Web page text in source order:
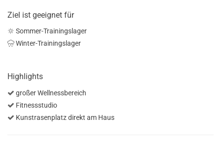
Ziel ist geeignet für
Sommer-Trainingslager
Winter-Trainingslager
Highlights
großer Wellnessbereich
Fitnessstudio
Kunstrasenplatz direkt am Haus